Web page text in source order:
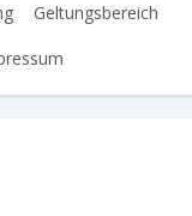
Geltungsbereich